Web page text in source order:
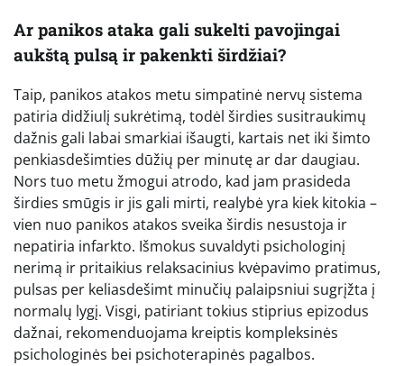
Ar panikos ataka gali sukelti pavojingai
aukštą pulsą ir pakenkti širdžiai?
Taip, panikos atakos metu simpatinė nervų sistema
patiria didžiulį sukrėtimą, todėl širdies susitraukimų
dažnis gali labai smarkiai išaugti, kartais net iki šimto
penkiasdešimties dūžių per minutę ar dar daugiau.
Nors tuo metu žmogui atrodo, kad jam prasideda
širdies smūgis ir jis gali mirti, realybė yra kiek kitokia –
vien nuo panikos atakos sveika širdis nesustoja ir
nepatiria infarkto. Išmokus suvaldyti psichologinį
nerimą ir pritaikius relaksacinius kvėpavimo pratimus,
pulsas per keliasdešimt minučių palaipsniui sugrįžta į
normalų lygį. Visgi, patiriant tokius stiprius epizodus
dažnai, rekomenduojama kreiptis kompleksinės
psichologinės bei psichoterapinės pagalbos.